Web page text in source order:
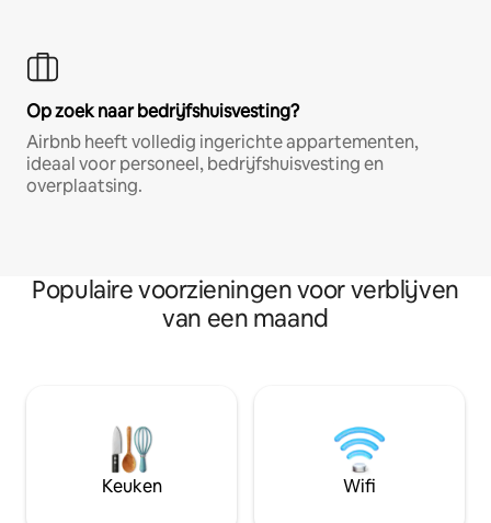
Op zoek naar bedrijfshuisvesting?
Airbnb heeft volledig ingerichte appartementen,
ideaal voor personeel, bedrijfshuisvesting en
overplaatsing.
Populaire voorzieningen voor verblijven
van een maand
Keuken Wifi